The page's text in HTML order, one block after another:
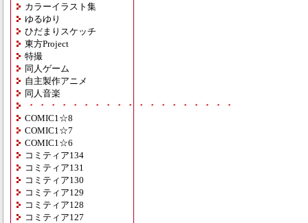
カラーイラスト集
ゆるゆり
ひだまりスケッチ
東方Project
特撮
同人ゲーム
自主製作アニメ
同人音楽
・・・・・・・・・・・・・・・・・・・
COMIC1☆8
COMIC1☆7
COMIC1☆6
コミティア134
コミティア131
コミティア130
コミティア129
コミティア128
コミティア127